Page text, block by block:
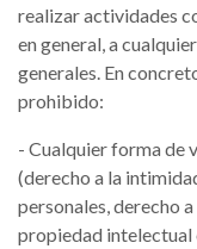
realizar actividades
en general, a
generales. En
prohibido:
- Cualquier forma de
(derecho a la
personales, derecho
propiedad intelectual